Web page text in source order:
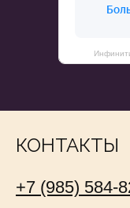
КОНТАКТЫ
+7 (985) 584-
сделать ваше пребывание
максимально удобным.